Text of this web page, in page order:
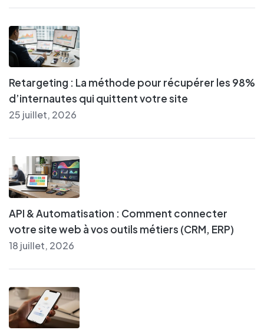
Retargeting : La méthode pour récupérer les 98%
d’internautes qui quittent votre site
25 juillet, 2026
API & Automatisation : Comment connecter
votre site web à vos outils métiers (CRM, ERP)
18 juillet, 2026